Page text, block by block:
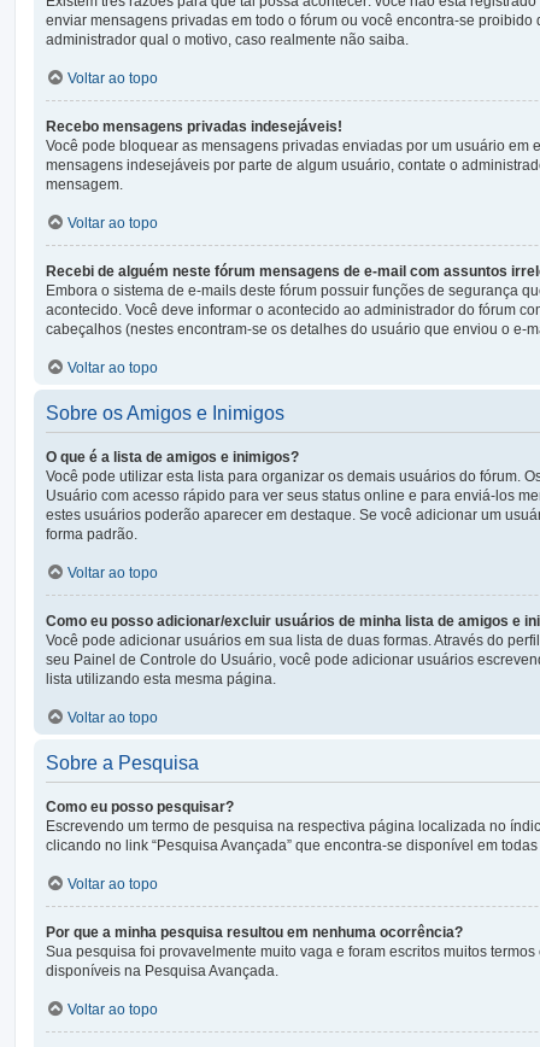
enviar mensagens privadas em todo o fórum ou você encontra-se
administrador qual o motivo, caso realmente não saiba.
Voltar ao topo
Recebo mensagens privadas indesejáveis!
Você pode bloquear as mensagens privadas enviadas por um usuário
mensagens indesejáveis por parte de algum usuário, contate o
mensagem.
Voltar ao topo
Recebi de alguém neste fórum mensagens de e-mail com assuntos
Embora o sistema de e-mails deste fórum possuir funções de segurança
acontecido. Você deve informar o acontecido ao administrador do fórum
cabeçalhos (nestes encontram-se os detalhes do usuário que enviou o e-
Voltar ao topo
Sobre os Amigos e Inimigos
O que é a lista de amigos e inimigos?
Você pode utilizar esta lista para organizar os demais usuários do fórum.
Usuário com acesso rápido para ver seus status online e para enviá-los
estes usuários poderão aparecer em destaque. Se você adicionar um
forma padrão.
Voltar ao topo
Como eu posso adicionar/excluir usuários de minha lista de amigos e
Você pode adicionar usuários em sua lista de duas formas. Através do
seu Painel de Controle do Usuário, você pode adicionar usuários
lista utilizando esta mesma página.
Voltar ao topo
Sobre a Pesquisa
Como eu posso pesquisar?
Escrevendo um termo de pesquisa na respectiva página localizada no
clicando no link “Pesquisa Avançada” que encontra-se disponível em
Voltar ao topo
Por que a minha pesquisa resultou em nenhuma ocorrência?
Sua pesquisa foi provavelmente muito vaga e foram escritos muitos
disponíveis na Pesquisa Avançada.
Voltar ao topo